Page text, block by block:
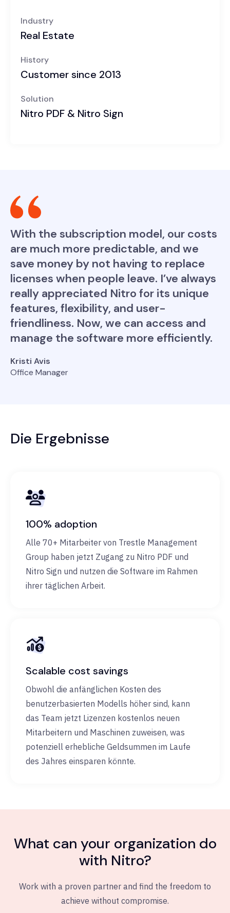
Industry
Real Estate
History
Customer since 2013
Solution
Nitro PDF & Nitro Sign
With the subscription model, our costs
are much more predictable, and we
save money by not having to replace
licenses when people leave. I’ve always
really appreciated Nitro for its unique
features, flexibility, and user-
friendliness. Now, we can access and
manage the software more efficiently.
Kristi Avis
Office Manager
Die Ergebnisse
100% adoption
Alle 70+ Mitarbeiter von Trestle Management
Group haben jetzt Zugang zu Nitro PDF und
Nitro Sign und nutzen die Software im Rahmen
ihrer täglichen Arbeit.
Scalable cost savings
Obwohl die anfänglichen Kosten des
benutzerbasierten Modells höher sind, kann
das Team jetzt Lizenzen kostenlos neuen
Mitarbeitern und Maschinen zuweisen, was
potenziell erhebliche Geldsummen im Laufe
des Jahres einsparen könnte.
What can your organization do
with Nitro?
Work with a proven partner and find the freedom to
achieve without compromise.